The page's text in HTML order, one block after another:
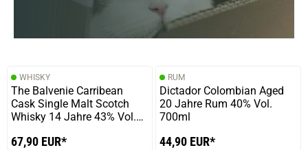
WHISKY
The Balvenie Carribean
Cask Single Malt Scotch
Whisky 14 Jahre 43% Vol.
67,90 EUR*
RUM
Dictador Colombian Aged
20 Jahre Rum 40% Vol.
700ml
44,90 EUR*